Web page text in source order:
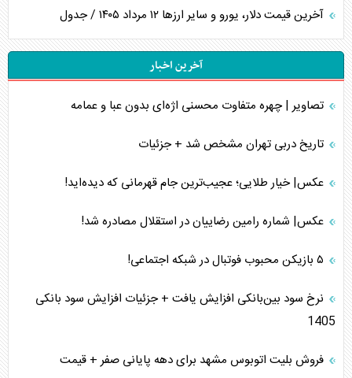
آخرین قیمت دلار، یورو و سایر ارز‌ها ۱۲ مرداد ۱۴۰۵ / جدول
آخرین اخبار
تصاویر | چهره متفاوت محسنی اژه‌ای بدون عبا و عمامه
تاریخ دربی تهران مشخص شد + جزئیات
عکس| خیار طلایی؛ عجیب‌ترین جام قهرمانی که دیده‌اید!
عکس| شماره رامین رضاییان در استقلال مصادره شد!
نرخ سود بین‌بانکی افزایش یافت + جزئیات افزایش سود بانکی
1405
فروش بلیت اتوبوس مشهد برای دهه پایانی صفر + قیمت